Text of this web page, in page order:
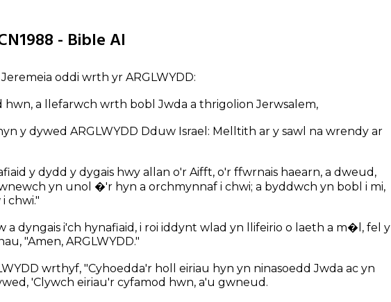
- Bible AI
oddi wrth yr ARGLWYDD:
hwn, a llefarwch wrth bobl Jwda a thrigolion Jerwsalem,
y dywed ARGLWYDD Dduw Israel: Melltith ar y sawl na wrendy ar
y dydd y dygais hwy allan o'r Aifft, o'r ffwrnais haearn, a dweud,
yn unol �'r hyn a orchmynnaf i chwi; a byddwch yn bobl i mi,
chwi."
a dyngais i'ch hynafiaid, i roi iddynt wlad yn llifeirio o laeth a m�l, fel y
"Amen, ARGLWYDD."
wrthyf, "Cyhoedda'r holl eiriau hyn yn ninasoedd Jwda ac yn
'Clywch eiriau'r cyfamod hwn, a'u gwneud.